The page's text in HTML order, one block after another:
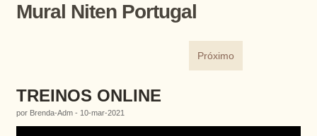
Mural Niten Portugal
Próximo
TREINOS ONLINE
por Brenda-Adm - 10-mar-2021